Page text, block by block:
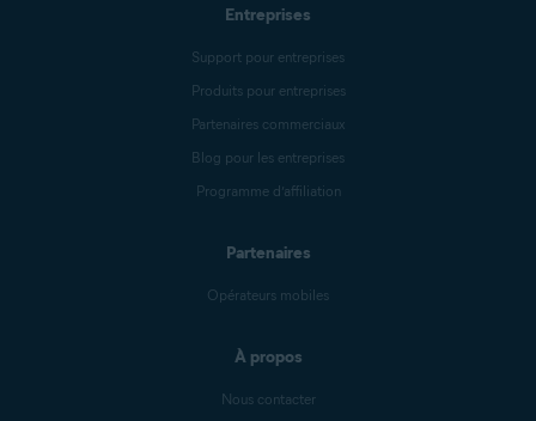
Entreprises
Support pour entreprises
Produits pour entreprises
Partenaires commerciaux
Blog pour les entreprises
Programme d’affiliation
Partenaires
Opérateurs mobiles
À propos
Nous contacter